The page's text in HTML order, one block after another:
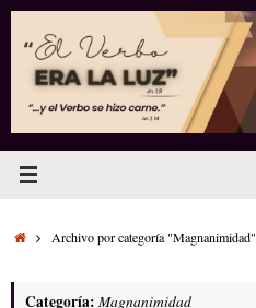
Saltar
contenido
InicioArchivo por categoría "Magnanimidad"
Categoría: Magnanimidad